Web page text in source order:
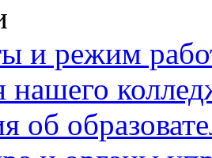
и режим
нашего
об